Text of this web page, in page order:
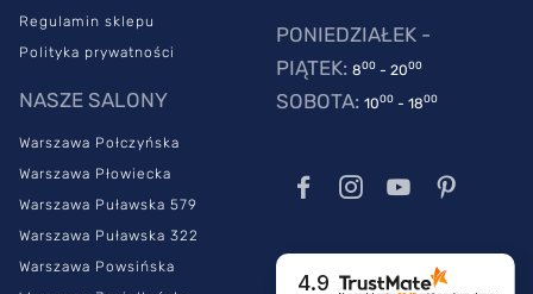
Regulamin sklepu
Polityka prywatności
NASZE SALONY
Warszawa Połczyńska
Warszawa Płowiecka
Warszawa Puławska 579
Warszawa Puławska 322
Warszawa Powsińska
PONIEDZIAŁEK -
PIĄTEK: 800 - 2000
SOBOTA: 1000 - 1800
4.9